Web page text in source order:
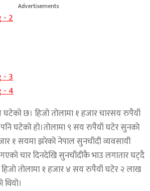
Advertisements
छ। हिजो तोलामा १ हजार चारसय रुपैयाँ
घटेको हो।तोलामा ९ सय रुपैयाँ घटेर सुनको
१ सयमा झरेको नेपाल सुनचाँदी व्यवसायी
चार दिनदेखि सुनचाँदीकै भाउ लगातार घट्दै
तोलामा १ हजार ४ सय रुपैयाँ घटेर २ लाख